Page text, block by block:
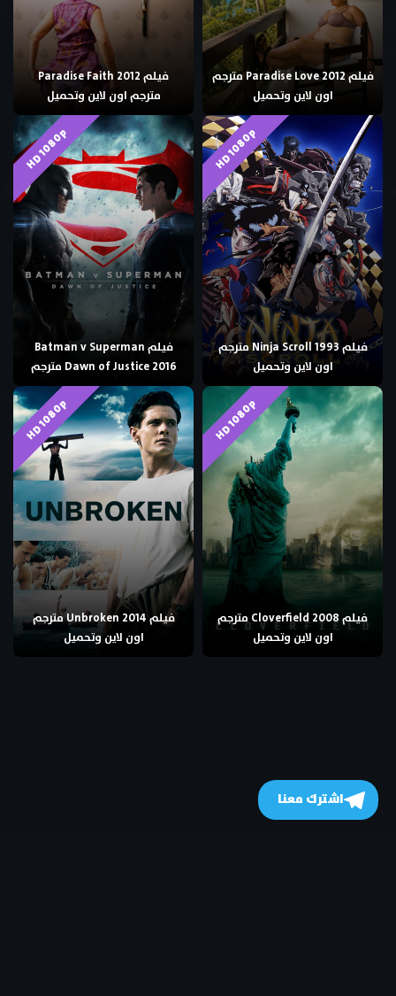
فيلم Paradise Love 2012 مترجم
اون لاين وتحميل
فيلم Paradise Faith 2012
مترجم اون لاين وتحميل
HD 1080p
فيلم Ninja Scroll 1993 مترجم
اون لاين وتحميل
HD 1080p
فيلم Batman v Superman
Dawn of Justice 2016 مترجم
HD 1080p
فيلم Cloverfield 2008 مترجم
اون لاين وتحميل
HD 1080p
فيلم Unbroken 2014 مترجم
اون لاين وتحميل
اشترك معنا